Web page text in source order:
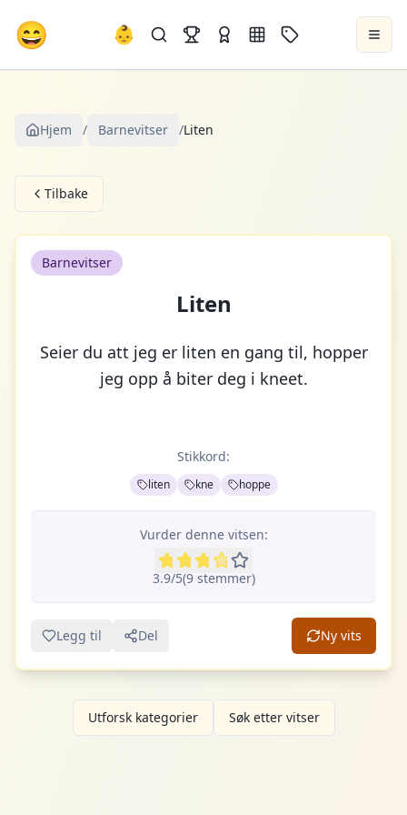
😄 👶
Hjem / Barnevitser /Liten
Tilbake
Barnevitser
Liten
Seier du att jeg er liten en gang til, hopper
jeg opp å biter deg i kneet.
Stikkord:
liten kne hoppe
Vurder denne vitsen:
3.9/5(9stemmer)
Legg til Del Ny vits
Utforsk kategorier Søk etter vitser